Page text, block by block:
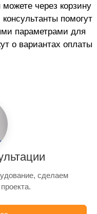
через корзину
помогут
параметрами для
о вариантах оплаты
сделаем